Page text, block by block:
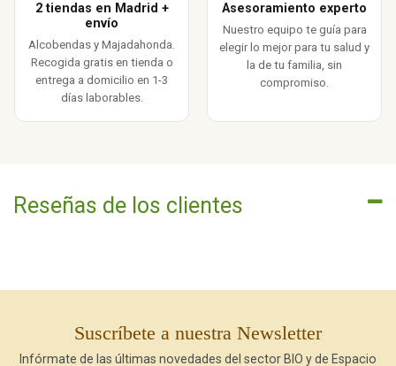
2 tiendas en Madrid +
envío
Alcobendas y Majadahonda.
Recogida gratis en tienda o
entrega a domicilio en 1-3
días laborables.
Asesoramiento experto
Nuestro equipo te guía para
elegir lo mejor para tu salud y
la de tu familia, sin
compromiso.
Reseñas de los clientes
Suscríbete a nuestra Newsletter
Infórmate de las últimas novedades del sector BIO y de Espacio